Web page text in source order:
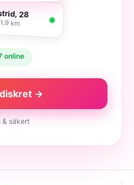
28
1.9 km
online
→
& säkert